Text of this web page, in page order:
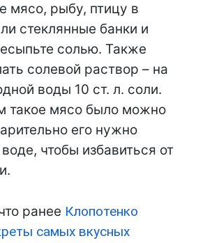
мясо, рыбу, птицу в
стеклянные банки и
солью. Также
солевой раствор – на
воды 10 ст. л. соли.
такое мясо было можно
его нужно
чтобы избавиться от
ранее Клопотенко
самых вкусных